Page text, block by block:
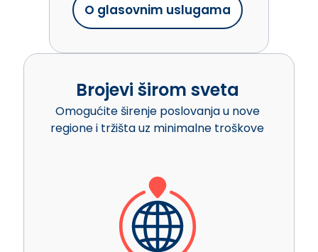
O glasovnim uslugama
Brojevi širom sveta
Omogućite širenje poslovanja u nove
regione i tržišta uz minimalne troškove